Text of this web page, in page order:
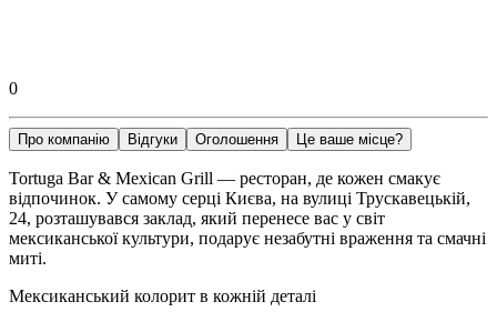
0
Про компанію Відгуки Оголошення Це ваше місце?
Tortuga Bar & Mexican Grill — ресторан, де кожен смакує
відпочинок. У самому серці Києва, на вулиці Трускавецькій,
24, розташувався заклад, який перенесе вас у світ
мексиканської культури, подарує незабутні враження та смачні
миті.
Мексиканський колорит в кожній деталі